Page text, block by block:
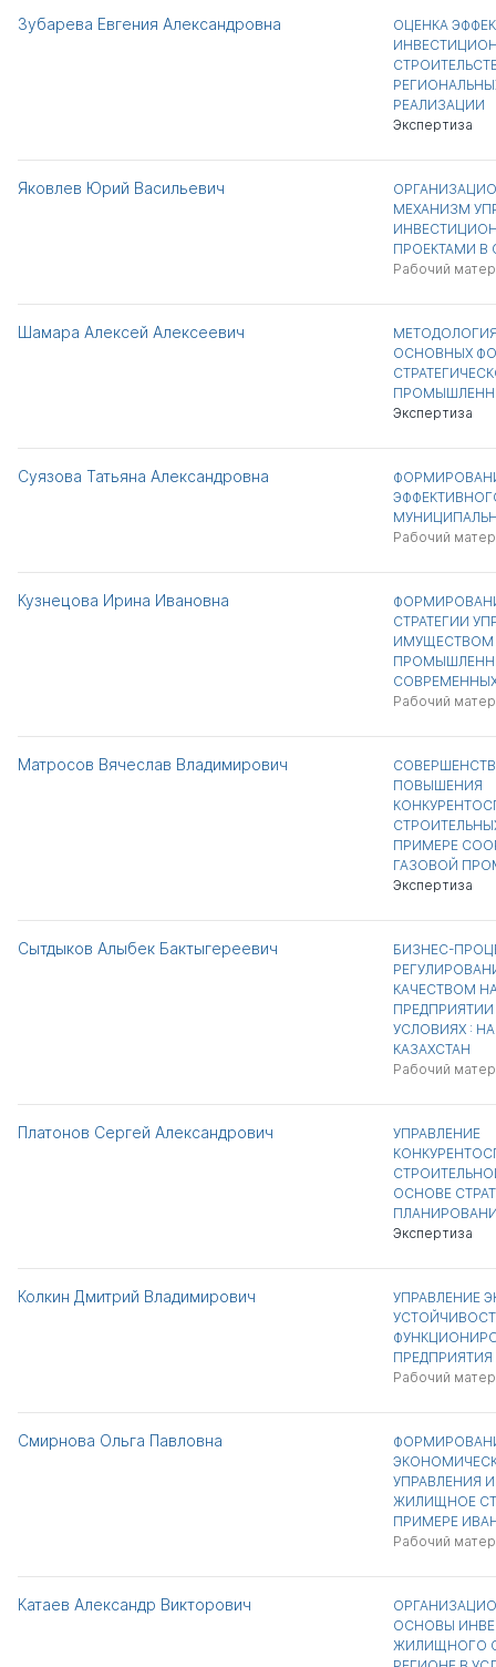
Зубарева Евгения Александровна
ОЦЕНКА
РЕАЛИЗАЦИИ
Экспертиза
Яковлев Юрий Васильевич
МЕХАНИЗМ
ПРОЕКТАМИ В
Рабочий
Шамара Алексей Алексеевич
ОСНОВНЫХ
Экспертиза
Суязова Татьяна Александровна
Рабочий
Кузнецова Ирина Ивановна
СТРАТЕГИИ
ИМУЩЕСТВОМ
Рабочий
Матросов Вячеслав Владимирович
ПОВЫШЕНИЯ
ПРИМЕРЕ
ГАЗОВОЙ
Экспертиза
Сытдыков Алыбек Бактыгереевич
БИЗНЕС-
КАЧЕСТВОМ
УСЛОВИЯХ :
КАЗАХСТАН
Рабочий
Платонов Сергей Александрович
УПРАВЛЕНИЕ
ОСНОВЕ
Экспертиза
Колкин Дмитрий Владимирович
УПРАВЛЕНИЕ
ПРЕДПРИЯТИЯ
Рабочий
Смирнова Ольга Павловна
УПРАВЛЕНИЯ
ЖИЛИЩНОЕ
ПРИМЕРЕ
Рабочий
Катаев Александр Викторович
ОСНОВЫ
ЖИЛИЩНОГО